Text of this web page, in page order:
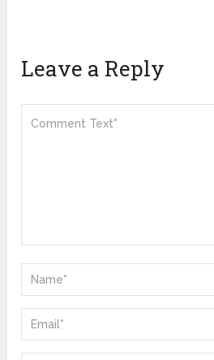
Leave a Reply